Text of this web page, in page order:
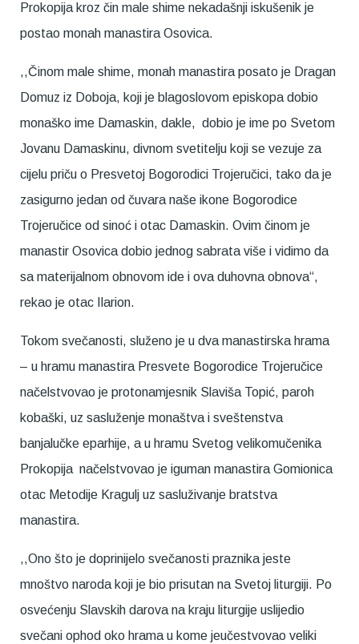
Prokopija kroz čin male shime nekadašnji iskušenik je
postao monah manastira Osovica.
,,Činom male shime, monah manastira posato je Dragan
Domuz iz Doboja, koji je blagoslovom episkopa dobio
monaško ime Damaskin, dakle, dobio je ime po Svetom
Jovanu Damaskinu, divnom svetitelju koji se vezuje za
cijelu priču o Presvetoj Bogorodici Trojeručici, tako da je
zasigurno jedan od čuvara naše ikone Bogorodice
Trojeručice od sinoć i otac Damaskin. Ovim činom je
manastir Osovica dobio jednog sabrata više i vidimo da
sa materijalnom obnovom ide i ova duhovna obnova“,
rekao je otac Ilarion.
Tokom svečanosti, služeno je u dva manastirska hrama
– u hramu manastira Presvete Bogorodice Trojeručice
načelstvovao je protonamjesnik Slaviša Topić, paroh
kobaški, uz sasluženje monaštva i sveštenstva
banjalučke eparhije, a u hramu Svetog velikomučenika
Prokopija načelstvovao je iguman manastira Gomionica
otac Metodije Kragulj uz sasluživanje bratstva
manastira.
,,Ono što je doprinijelo svečanosti praznika jeste
mnoštvo naroda koji je bio prisutan na Svetoj liturgiji. Po
osvećenju Slavskih darova na kraju liturgije uslijedio
svečani ophod oko hrama u kome jeučestvovao veliki